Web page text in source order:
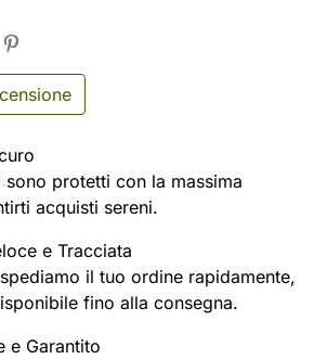
protetti con la massima
acquisti sereni.
e Tracciata
il tuo ordine rapidamente,
fino alla consegna.
e Garantito